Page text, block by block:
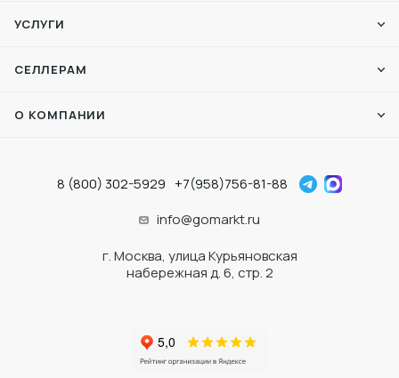
УСЛУГИ
СЕЛЛЕРАМ
О КОМПАНИИ
8 (800) 302-5929 +7(958)756-81-88
info@gomarkt.ru
г. Москва, улица Курьяновская
набережная д. 6, стр. 2